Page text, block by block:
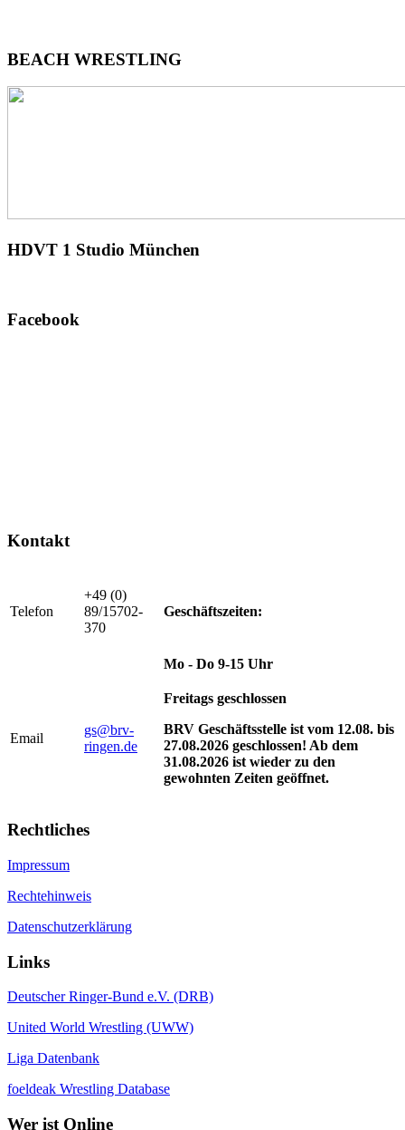
BEACH WRESTLING
HDVT 1 Studio München
Facebook
Kontakt
Telefon
+49 (0)
89/15702-
370
Geschäftszeiten:
Mo - Do 9-15 Uhr
Email
gs@brv-
ringen.de
Freitags geschlossen
BRV Geschäftsstelle ist vom 12.08. bis
27.08.2026 geschlossen! Ab dem
31.08.2026 ist wieder zu den
gewohnten Zeiten geöffnet.
Rechtliches
Impressum
Rechtehinweis
Datenschutzerklärung
Links
Deutscher Ringer-Bund e.V. (DRB)
United World Wrestling (UWW)
Liga Datenbank
foeldeak Wrestling Database
Wer ist Online